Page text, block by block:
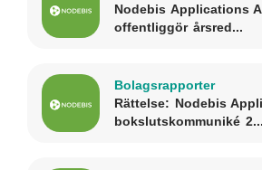
Nodebis Applications
offentliggör årsred...
Bolagsrapporter
Rättelse: Nodebis
bokslutskommuniké 2...